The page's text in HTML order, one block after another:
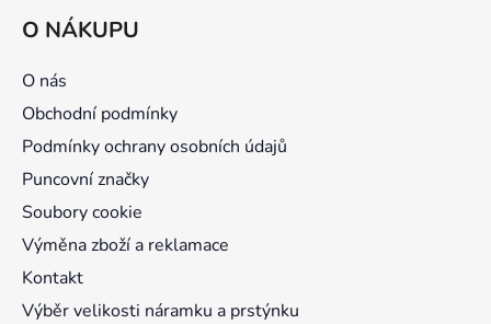
O NÁKUPU
O nás
Obchodní podmínky
Podmínky ochrany osobních údajů
Puncovní značky
Soubory cookie
Výměna zboží a reklamace
Kontakt
Výběr velikosti náramku a prstýnku